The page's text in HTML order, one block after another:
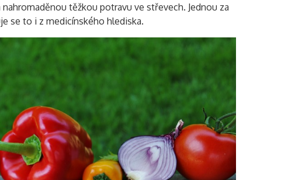
těžkou potravu ve střevech. Jednou za
se to i z medicínského hlediska.